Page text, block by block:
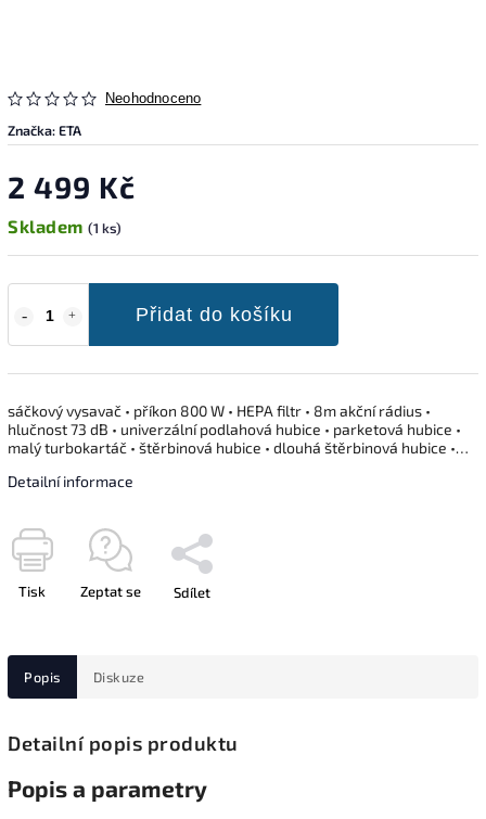
Neohodnoceno
Značka:ETA
2 499 Kč
Skladem (1 ks)
Přidat do košíku
sáčkový vysavač • příkon 800 W • HEPA filtr • 8m akční rádius •
hlučnost 73 dB • univerzální podlahová hubice • parketová hubice •
malý turbokartáč • štěrbinová hubice • dlouhá štěrbinová hubice •…
Detailní informace
Tisk Zeptat se Sdílet
Popis Diskuze
Detailní popis produktu
Popis a parametry